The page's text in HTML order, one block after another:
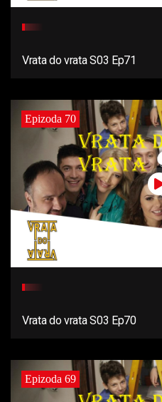
Vrata do vrata S03 Ep71
Epizoda 70
Vrata do vrata S03 Ep70
Epizoda 69